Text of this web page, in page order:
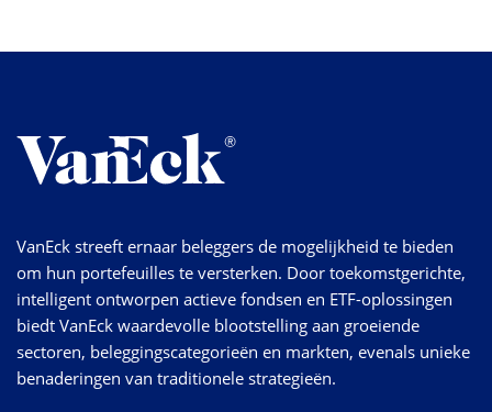
VanEck streeft ernaar beleggers de mogelijkheid te bieden
om hun portefeuilles te versterken. Door toekomstgerichte,
intelligent ontworpen actieve fondsen en ETF-oplossingen
biedt VanEck waardevolle blootstelling aan groeiende
sectoren, beleggingscategorieën en markten, evenals unieke
benaderingen van traditionele strategieën.